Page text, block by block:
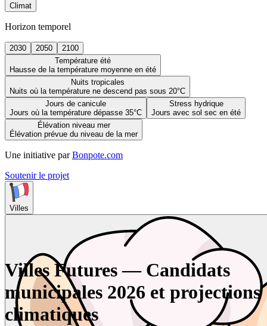
Climat
Horizon temporel
2030 2050
2100
Température été
Hausse de la température moyenne en été
Nuits tropicales
Nuits où la température ne descend pas sous 20°C
Jours de canicule
Jours où la température dépasse 35°C
Stress hydrique
Jours avec sol sec en été
Élévation niveau mer
Élévation prévue du niveau de la mer
Une initiative par Bonpote.com
Soutenir le projet
Villes
Villes Futures — Candidats
municipales 2026 et projections
climatiques